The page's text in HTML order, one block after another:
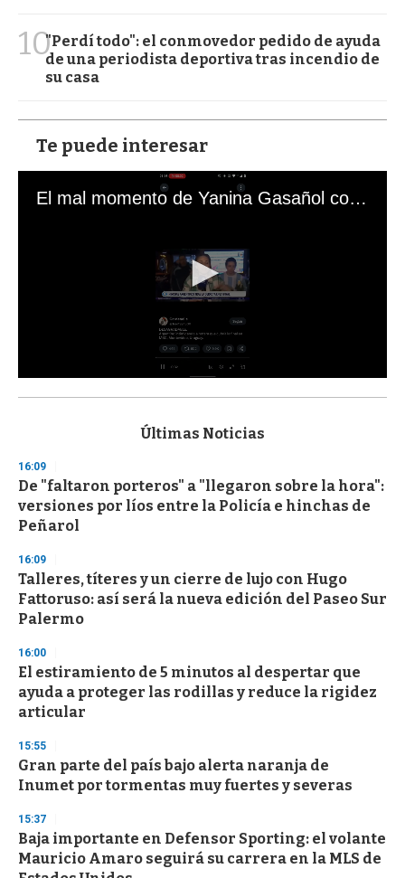
10"Perdí todo": el conmovedor pedido de ayuda
de una periodista deportiva tras incendio de
su casa
Te puede interesar
El mal momento de Yanina Gasañol con un hincha argentino en "Subrayado"
s
d
s
o
f
3
s
e
c
o
n
s
Últimas Noticias
16:09
De "faltaron porteros" a "llegaron sobre la hora":
versiones por líos entre la Policía e hinchas de
Peñarol
16:09
Talleres, títeres y un cierre de lujo con Hugo
Fattoruso: así será la nueva edición del Paseo Sur
Palermo
16:00
El estiramiento de 5 minutos al despertar que
ayuda a proteger las rodillas y reduce la rigidez
articular
15:55
Gran parte del país bajo alerta naranja de
Inumet por tormentas muy fuertes y severas
15:37
Baja importante en Defensor Sporting: el volante
Mauricio Amaro seguirá su carrera en la MLS de